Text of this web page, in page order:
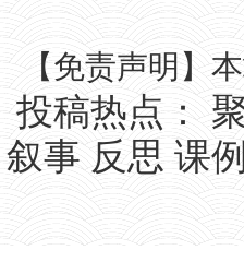
【免责声明】
投稿热点：
叙事 反思 课例